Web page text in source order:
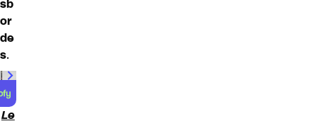
sb
or
de
s.
Le